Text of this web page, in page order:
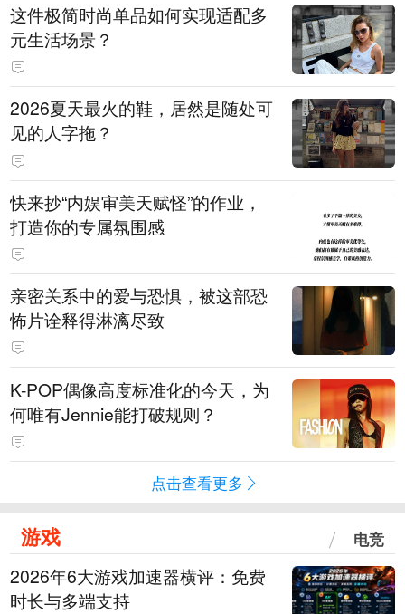
这件极简时尚单品如何实现适配多
元生活场景？
2026夏天最火的鞋，居然是随处可
见的人字拖？
快来抄“内娱审美天赋怪”的作业，
打造你的专属氛围感
亲密关系中的爱与恐惧，被这部恐
怖片诠释得淋漓尽致
K-POP偶像高度标准化的今天，为
何唯有Jennie能打破规则？
点击查看更多
游戏 电竞
2026年6大游戏加速器横评：免费
时长与多端支持